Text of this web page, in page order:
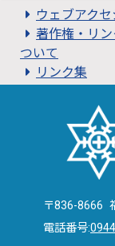
ウェブアク
著作権・リ
ついて
リンク集
〒836-8666
電話番号: